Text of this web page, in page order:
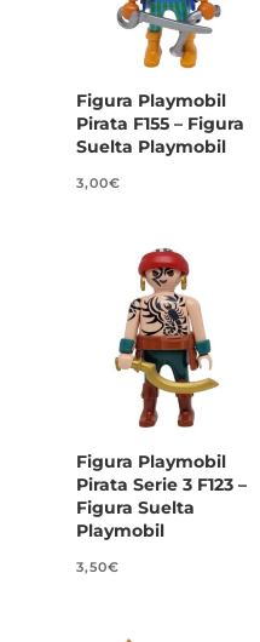
Figura Playmobil
Pirata F155 – Figura
Suelta Playmobil
3,00€
Figura Playmobil
Pirata Serie 3 F123 –
Figura Suelta
Playmobil
3,50€